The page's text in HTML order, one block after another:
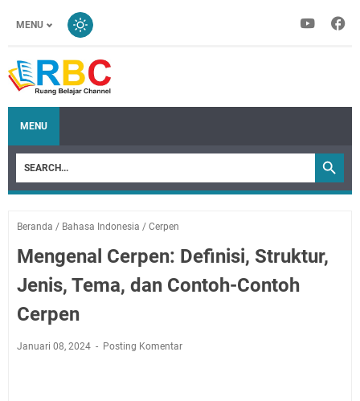
MENU
MENU
Beranda / Bahasa Indonesia / Cerpen
Mengenal Cerpen: Definisi, Struktur,
Jenis, Tema, dan Contoh-Contoh
Cerpen
Januari 08, 2024 Posting Komentar